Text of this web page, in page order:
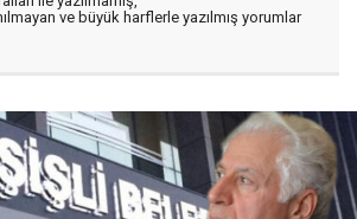
ve büyük harflerle yazılmış yorumlar